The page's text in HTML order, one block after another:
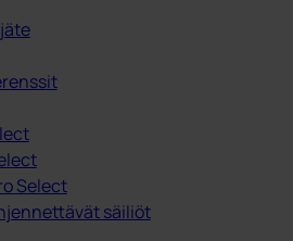
Select
säiliöt